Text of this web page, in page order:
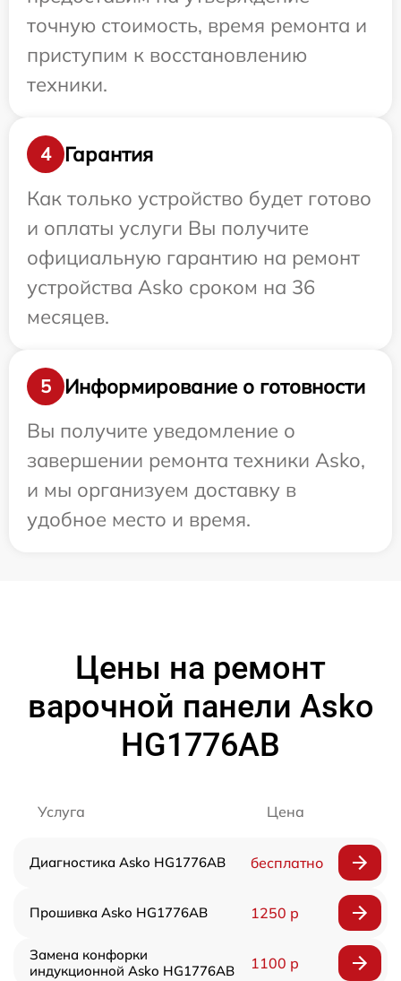
точную стоимость, время ремонта и
приступим к восстановлению
техники.
4
Гарантия
Как только устройство будет готово
и оплаты услуги Вы получите
официальную гарантию на ремонт
устройства Asko сроком на 36
месяцев.
5
Информирование о готовности
Вы получите уведомление о
завершении ремонта техники Asko,
и мы организуем доставку в
удобное место и время.
Цены на ремонт
варочной панели Asko
HG1776AB
Услуга Цена
Диагностика Asko HG1776AB бесплатно
Прошивка Asko HG1776AB 1250 р
Замена конфорки
индукционной Asko HG1776AB
1100 р